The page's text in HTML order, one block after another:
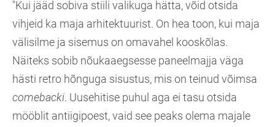
"Kui jääd sobiva stiili valikuga hätta, võid otsida
vihjeid ka maja arhitektuurist. On hea toon, kui maja
välisilme ja sisemus on omavahel kooskõlas.
Näiteks sobib nõukaaegsesse paneelmajja väga
hästi retro hõnguga sisustus, mis on teinud võimsa
comebacki. Uusehitise puhul aga ei tasu otsida
mööblit antiigipoest, vaid see peaks olema majale